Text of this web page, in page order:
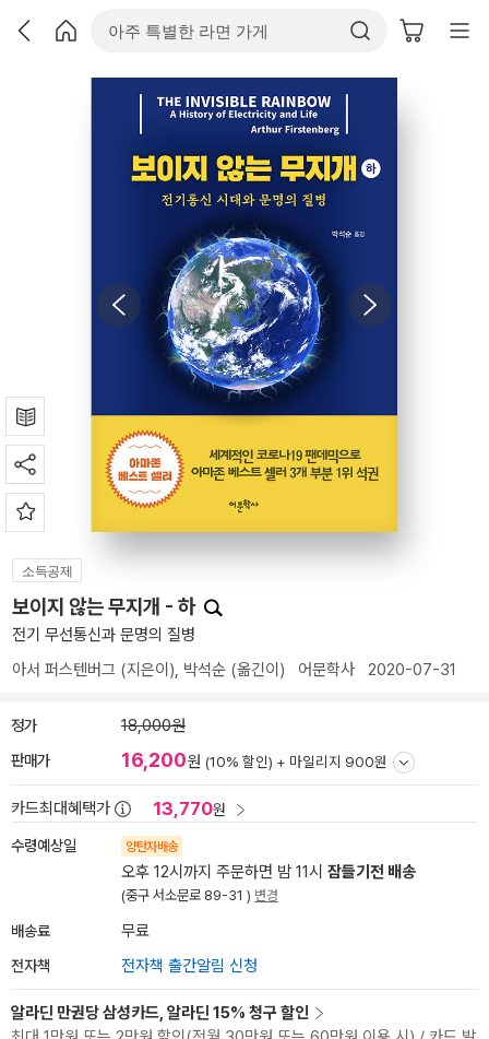
소득공제
보이지 않는 무지개 - 하
전기 무선통신과 문명의 질병
아서 퍼스텐버그 (지은이), 박석순 (옮긴이) 어문학사 2020-07-31
정가 18,000원
판매가 16,200원 (10% 할인) + 마일리지 900원
카드최대혜택가 13,770원
수령예상일 양탄자배송
오후 12시까지 주문하면 밤 11시 잠들기전 배송
(중구 서소문로 89-31 ) 변경
배송료 무료
전자책 전자책 출간알림 신청
알라딘 만권당 삼성카드, 알라딘 15% 청구 할인